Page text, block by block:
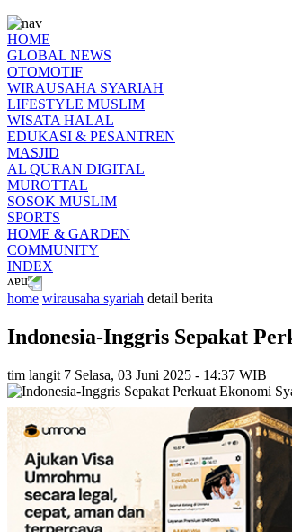
HOME
GLOBAL NEWS
OTOMOTIF
WIRAUSAHA SYARIAH
LIFESTYLE MUSLIM
WISATA HALAL
EDUKASI & PESANTREN
MASJID
AL QURAN DIGITAL
MUROTTAL
SOSOK MUSLIM
SPORTS
HOME & GARDEN
COMMUNITY
INDEX
home wirausaha syariah detail berita
Indonesia-Inggris Sepakat
tim langit 7 Selasa, 03 Juni 2025 - 14:37 WIB